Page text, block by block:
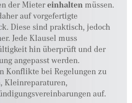
der Mietereinhaltenmüssen.
auf vorgefertigte
Diese sind praktisch, jedoch
Jede Klausel muss
hin überprüft und der
angepasst werden.
Konflikte bei Regelungen zu
Kleinreparaturen,
auf.